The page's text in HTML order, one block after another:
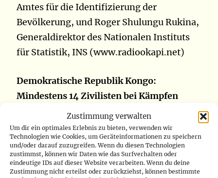
Zustimmung verwalten
Um dir ein optimales Erlebnis zu bieten, verwenden wir
Technologien wie Cookies, um Geräteinformationen zu speichern
und/oder darauf zuzugreifen. Wenn du diesen Technologien
zustimmst, können wir Daten wie das Surfverhalten oder
eindeutige IDs auf dieser Website verarbeiten. Wenn du deine
Zustimmung nicht erteilst oder zurückziehst, können bestimmte
Amtes für die Identifizierung der
Bevölkerung, und Roger Shulungu Rukina,
Generaldirektor des Nationalen Instituts
für Statistik, INS (www.radiookapi.net)
Demokratische Republik Kongo:
Mindestens 14 Zivilisten bei Kämpfen
getötet und 8 weitere gelyncht in Ituri
Mindestens 14 Zivilisten wurden bei
Kämpfen zwischen Soldaten und
Milizionären im Nordosten der Republik